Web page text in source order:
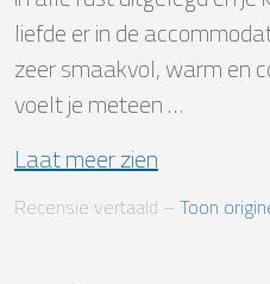
liefde er in de
zeer smaakvol, warm en
voelt je meteen …
Laat meer zien
Recensie vertaald – Toon